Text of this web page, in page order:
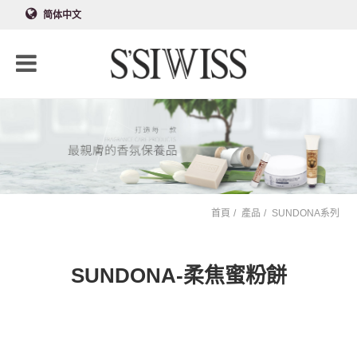
简体中文
首頁 產品 SUNDONA系列
SUNDONA-柔焦蜜粉餅